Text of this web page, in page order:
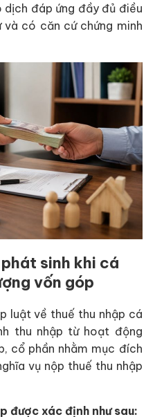
đáp ứng đầy đủ điều
và có căn cứ chứng minh
sinh khi cá
vốn góp
luật về thuế thu nhập cá
thu nhập từ hoạt động
cổ phần nhằm mục đích
vụ nộp thuế thu nhập
được xác định như sau: